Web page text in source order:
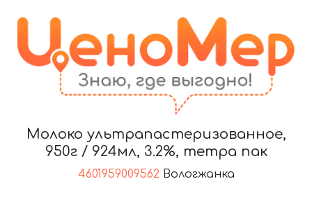
Молоко ультрапастеризованное,
950г / 924мл, 3.2%, тетра пак
4601959009562Вологжанка